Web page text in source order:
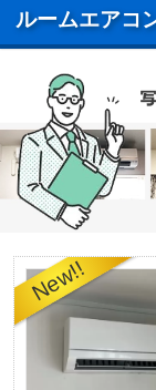
ルームエアコ